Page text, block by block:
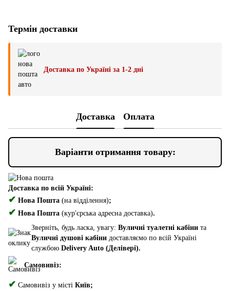
Термін доставки
Доставка по Україні за 1-2 дні
Доставка Оплата
Варіанти отримання товару:
Доставка по всій Україні:
✔ Нова Пошта (на відділення);
✔ Нова Пошта (кур'єрська адресна доставка).
Зверніть, будь ласка, увагу: Вуличні туалетні кабіни та
Вуличні душові кабіни доставляємо по всій Україні
службою Delivery Auto (Делівері).
Самовивіз:
✔ Самовивіз у місті Київ;